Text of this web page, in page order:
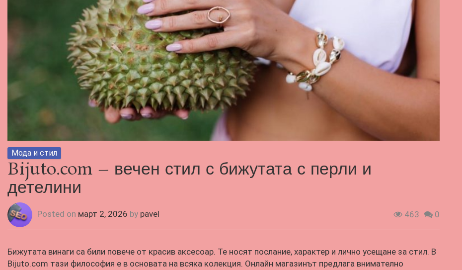
Мода и стил
Bijuto.com – вечен стил с бижутата с перли и
детелини
Posted on март 2, 2026 by pavel 463 0
Бижутата винаги са били повече от красив аксесоар. Те носят послание, характер и лично усещане за стил. В
Bijuto.com тази философия е в основата на всяка колекция. Онлайн магазинът предлага внимателно